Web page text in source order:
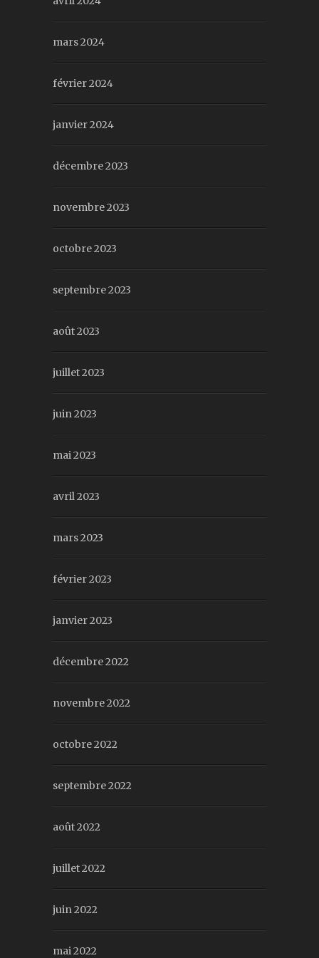
mars 2024
février 2024
janvier 2024
décembre 2023
novembre 2023
octobre 2023
septembre 2023
août 2023
juillet 2023
juin 2023
mai 2023
avril 2023
mars 2023
février 2023
janvier 2023
décembre 2022
novembre 2022
octobre 2022
septembre 2022
août 2022
juillet 2022
juin 2022
mai 2022